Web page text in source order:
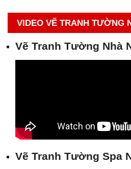
VIDEO VẼ TRANH TƯỜNG
Vẽ Tranh Tường Nhà
Vẽ Tranh Tường Spa